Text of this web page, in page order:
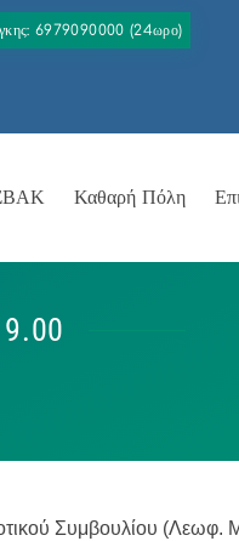
6979090000 (24ωρο)
Καθαρή Πόλη
Συμβουλίου (Λεωφ.